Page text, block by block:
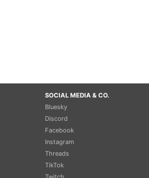
SOCIAL MEDIA & CO.
Bluesky
Discord
Facebook
Instagram
Threads
TikTok